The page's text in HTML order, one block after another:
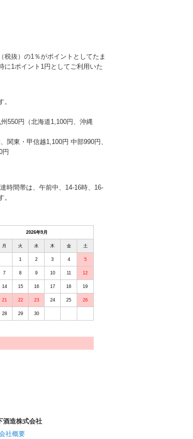
税抜）の1％がポイントとしてたま
に1ポイント1円としてご利用いた
550円（北海道1,100円、沖縄
関東・甲信越1,100円 中部990円、
円
時間帯は、午前中、14-16時、16-
2026年9月
月 火 水 木 金 土
1 2 3 4 5
7 8 9 10 11 12
14 15 16 17 18 19
21 22 23 24 25 26
28 29 30
酒造株式会社
社概要